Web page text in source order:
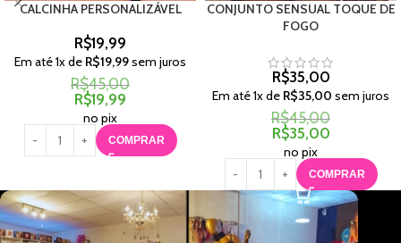
CALCINHA PERSONALIZÁVEL
R$19,99
Em até1x de R$19,99sem juros
R$45,00
R$19,99
no pix
COMPRAR
CONJUNTO SENSUAL TOQUE DE
FOGO
R$35,00
Em até1x de R$35,00 sem juros
R$45,00
R$35,00
no pix
COMPRAR